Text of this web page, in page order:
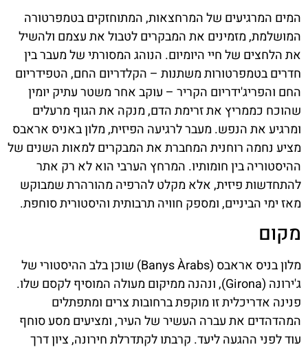
המים המרגיעים של המרחצאות, המתוחזקים בטמפרטורה
המושלמת, מזמינים את המבקרים לטבול את עצמם ולהשיל
את הלחצים של חיי היומיום. הנוהג המסורתי של מעבר בין
חדרים בטמפרטורות משתנות – הקלדריום החם, הטפידריום
החם והפריג'ידריום הקריר – עוקב אחר משטר עתיק יומין
שהוכח כממריץ את זרימת הדם, מנקה את הגוף מרעלים
ומרגיע את הנפש. מעבר לרגיעה הפיזית, מלון באניס אראבס
מציע נחמה רוחנית המחברת את המבקרים למאות השנים של
ההיסטוריה בין חומותיו. המרחץ הערבי הוא לא רק אתר
להתחדשות פיזית, אלא מקלט להרפיה מהורהרת שמבוקש
מאז ימי הביניים, ומספק חוויה תרבותית והיסטורית סוחפת.
מקום
מלון בניס אראבס (Banys Àrabs) שוכן בלב ההיסטורי של
ג'ירונה (Girona), ונהנה ממיקום מעולה המוסיף לקסם שלו.
פנינה אדריכלית זו מוקפת ברחובות צרים ומתפתלים
המהדהדים את עברה העשיר של העיר, ומציעים מסע סוחף
עוד לפני ההגעה ליעד. קרבתו לקתדרלת חירונה, ציון דרך